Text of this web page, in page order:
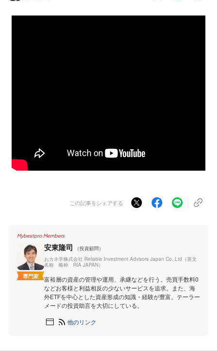
この記事をシェアする
Mybestpro Members
専門家
安東隆司
（投資顧問）
おカネ学株式会社 Reliable Investment Advisors Japan Co.,Ltd（英文
名称 略称 RIA JAPAN）
富裕層の資産の管理や運用、承継などを行う。売買手数料0
などお客様と利益相反の少ないサービスを追求。また、海
外ETFを中心とした資産形成の知識・経験が豊富。テーラー
メードの投資助言を大切にしている。
他のリンク